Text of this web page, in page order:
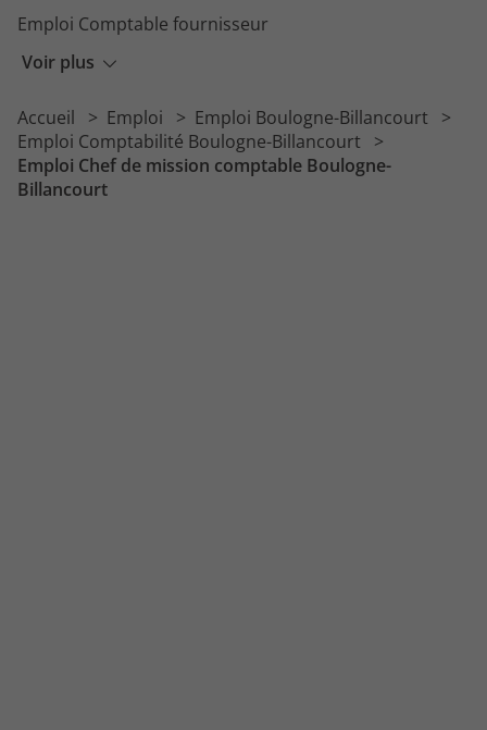
Voir plus
Emploi Comptable fournisseur
Emploi Gestionnaire comptable
Emploi Chargé de recouvrement
Accueil Emploi
Emploi Boulogne-Billancourt
Emploi Comptabilité Boulogne-Billancourt
Emploi Chef de mission comptable Boulogne-
Billancourt